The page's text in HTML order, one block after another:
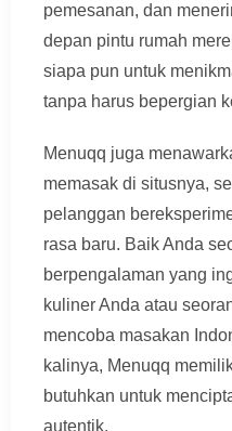
pemesanan, dan
depan pintu rumah
siapa pun untuk
tanpa harus bepergian
Menuqq juga
memasak di situsnya,
pelanggan
rasa baru. Baik Anda
berpengalaman yang
kuliner Anda atau
mencoba masakan
kalinya, Menuqq
butuhkan untuk
autentik.